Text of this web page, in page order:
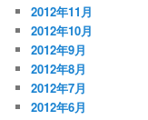
2012年11月
2012年10月
2012年9月
2012年8月
2012年7月
2012年6月